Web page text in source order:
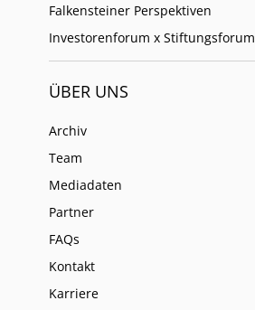
Falkensteiner Perspektiven
Investorenforum x Stiftungsforum
ÜBER UNS
Archiv
Team
Mediadaten
Partner
FAQs
Kontakt
Karriere